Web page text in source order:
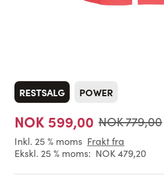
RESTSALG POWER
NOK 599,00 NOK 779,00
Inkl. 25 % moms Frakt fra
Ekskl. 25 % moms: NOK 479,20